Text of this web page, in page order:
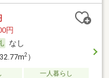
円
なし
2）
一人暮らし